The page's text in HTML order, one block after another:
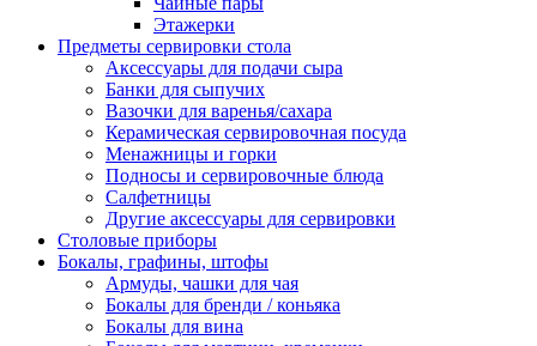
Этажерки
Предметы сервировки стола
Аксессуары для подачи сыра
Банки для сыпучих
Вазочки для варенья/сахара
Керамическая сервировочная посуда
Менажницы и горки
Подносы и сервировочные блюда
Салфетницы
Другие аксессуары для сервировки
Столовые приборы
Бокалы, графины, штофы
Армуды, чашки для чая
Бокалы для бренди / коньяка
Бокалы для вина